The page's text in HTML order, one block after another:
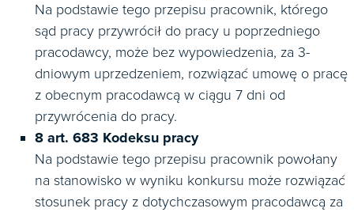
Na podstawie tego przepisu pracownik, którego
sąd pracy przywrócił do pracy u poprzedniego
pracodawcy, może bez wypowiedzenia, za 3-
dniowym uprzedzeniem, rozwiązać umowę o pracę
z obecnym pracodawcą w ciągu 7 dni od
przywrócenia do pracy.
8 art. 683 Kodeksu pracy
Na podstawie tego przepisu pracownik powołany
na stanowisko w wyniku konkursu może rozwiązać
stosunek pracy z dotychczasowym pracodawcą za